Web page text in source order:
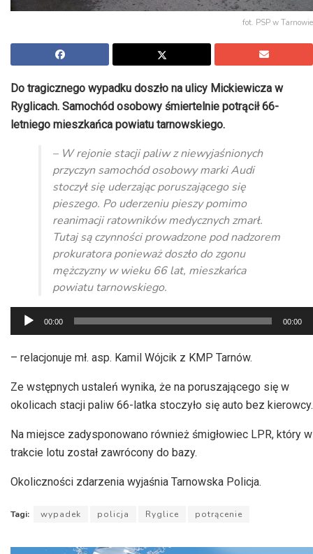
fot. PSP w Tarnowie
Do tragicznego wypadku doszło na ulicy Mickiewicza w
Ryglicach. Samochód osobowy śmiertelnie potrącił 66-
letniego mieszkańca powiatu tarnowskiego.
– W rejonie stacji paliw z niewyjaśnionych
przyczyn samochód osobowy marki Audi
stoczył się uderzając poruszającego się
pieszego. Po uderzeniu pieszy pomimo
reanimacji ratowników medycznych zmarł.
Tutaj są czynności prowadzone pod nadzorem
prokuratora ponieważ doszło do zgonu
mężczyzny w wieku 66 lat, mieszkańca
powiatu tarnowskiego.
Odtwarzacz
plików
dźwiękowych
00:00 00:00
– relacjonuje mł. asp. Kamil Wójcik z KMP Tarnów.
Ze wstępnych ustaleń wynika, że na poruszającego się w
okolicach stacji paliw 66-latka stoczyło się auto bez kierowcy.
Na miejsce zadysponowano również śmigłowiec LPR, który w
trakcie lotu został zawrócony do bazy.
Okoliczności zdarzenia wyjaśnia Tarnowska Policja.
Tagi: wypadek policja Ryglice potrącenie